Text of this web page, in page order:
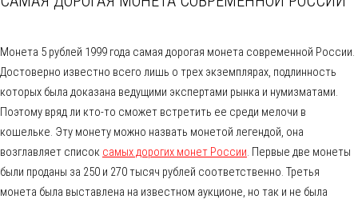
Монета 5 рублей 1999 года самая дорогая монета современной России.
Достоверно известно всего лишь о трех экземплярах, подлинность
которых была доказана ведущими экспертами рынка и нумизматами.
Поэтому вряд ли кто-то сможет встретить ее среди мелочи в
кошельке. Эту монету можно назвать монетой легендой, она
возглавляет список самых дорогих монет России. Первые две монеты
были проданы за 250 и 270 тысяч рублей соответственно. Третья
монета была выставлена на известном аукционе, но так и не была